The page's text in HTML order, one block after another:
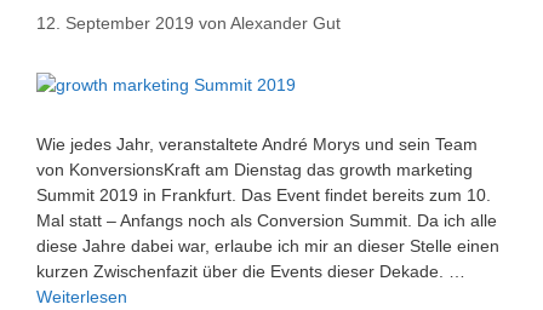
12. September 2019 von Alexander Gut
Wie jedes Jahr, veranstaltete André Morys und sein Team
von KonversionsKraft am Dienstag das growth marketing
Summit 2019 in Frankfurt. Das Event findet bereits zum 10.
Mal statt – Anfangs noch als Conversion Summit. Da ich alle
diese Jahre dabei war, erlaube ich mir an dieser Stelle einen
kurzen Zwischenfazit über die Events dieser Dekade. …
Weiterlesen